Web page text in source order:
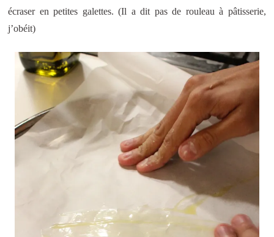
écraser en petites galettes. (Il a dit pas de rouleau à pâtisserie,
j’obéit)